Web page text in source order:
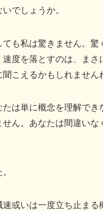
でしょうか。
も私は驚きません。驚
速度を落とすのは、まさ
こえるかもしれません
たは単に概念を理解でき
ん。あなたは間違いな
速或いは一度立ち止まる